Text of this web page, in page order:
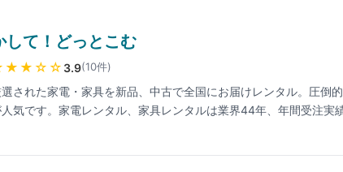
して！どっとこむ
☆☆ 3.9(10件)
選された家電・家具を新品、中古で全国にお届けレンタル。圧倒
気です。家電レンタル、家具レンタルは業界44年、年間受注